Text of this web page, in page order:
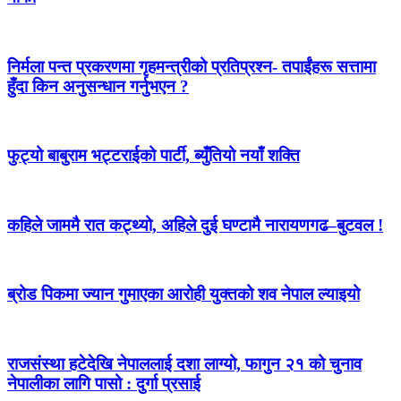
निर्मला पन्त प्रकरणमा गृहमन्त्रीको प्रतिप्रश्न- तपाईंहरू सत्तामा
हुँदा किन अनुसन्धान गर्नुभएन ?
फुट्यो बाबुराम भट्टराईको पार्टी, ब्युँतियो नयाँ शक्ति
कहिले जाममै रात कट्थ्यो, अहिले दुई घण्टामै नारायणगढ–बुटवल !
ब्रोड पिकमा ज्यान गुमाएका आरोही युक्तको शव नेपाल ल्याइयो
राजसंस्था हटेदेखि नेपाललाई दशा लाग्यो, फागुन २१ को चुनाव
नेपालीका लागि पासो : दुर्गा प्रसाई